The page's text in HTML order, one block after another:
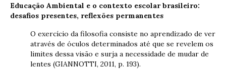
Educação Ambiental e o contexto escolar brasileiro:
desafios presentes, reflexões permanentes
O exercício da filosofia consiste no aprendizado de ver
através de óculos determinados até que se revelem os
limites dessa visão e surja a necessidade de mudar de
lentes (GIANNOTTI, 2011, p. 193).